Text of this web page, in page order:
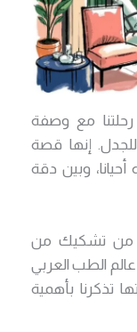
رحلتنا مع وصفة
للجدل. إنها قصة
وبين دقة
من تشكيك من
عالم الطب العربي
تذكرنا بأهمية